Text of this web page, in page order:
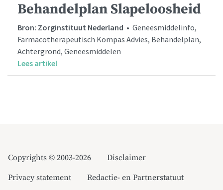
Behandelplan Slapeloosheid
Bron: Zorginstituut Nederland • Geneesmiddelinfo,
Farmacotherapeutisch Kompas Advies, Behandelplan,
Achtergrond, Geneesmiddelen
Lees artikel
Copyrights © 2003-2026
Disclaimer
Privacy statement
Redactie- en Partnerstatuut